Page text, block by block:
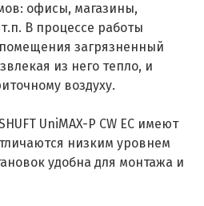
офисы, магазины,
В процессе работы
загрязненный
из него тепло, и
воздуху.
UniMAX-P CW EC имеют
низким уровнем
удобна для монтажа и